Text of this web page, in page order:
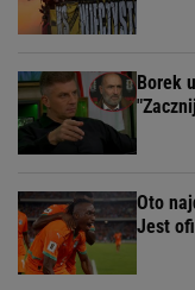
Borek
Oto
Jest